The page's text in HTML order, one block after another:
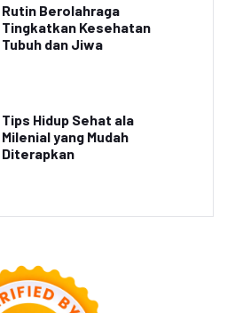
Rutin Berolahraga
Tingkatkan Kesehatan
Tubuh dan Jiwa
Tips Hidup Sehat ala
Milenial yang Mudah
Diterapkan